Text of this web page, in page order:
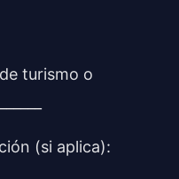
turismo o
(si aplica):